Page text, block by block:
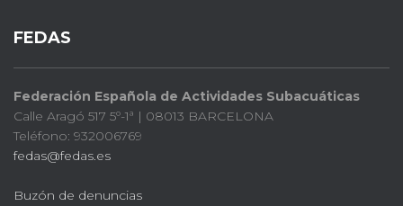
FEDAS
Federación Española de Actividades Subacuáticas
Calle Aragó 517 5º-1ª | 08013 BARCELONA
Teléfono: 932006769
fedas@fedas.es
Buzón de denuncias